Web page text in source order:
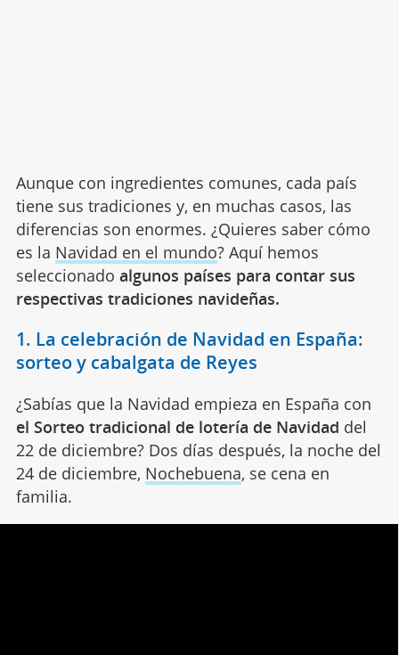
Aunque con ingredientes comunes, cada país
tiene sus tradiciones y, en muchas casos, las
diferencias son enormes. ¿Quieres saber cómo
es la Navidad en el mundo? Aquí hemos
seleccionado algunos países para contar sus
respectivas tradiciones navideñas.
1. La celebración de Navidad en España:
sorteo y cabalgata de Reyes
¿Sabías que la Navidad empieza en España con
el Sorteo tradicional de lotería de Navidad del
22 de diciembre? Dos días después, la noche del
24 de diciembre, Nochebuena, se cena en
familia.